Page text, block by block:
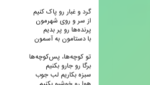
گرد و غبار رو پاک کنیم
از سر و روی شهرمون
پرنده‌ها رو پر بدیم
با دستامون به آسمون
تو کوچه‌ها، پس‌کوچه‌ها
برگا رو جارو بکنیم
سبزه بکاریم لب جوب